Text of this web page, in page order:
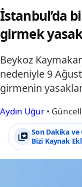
İstanbul’da
girmek
Beykoz
nedeniyle 9
girmenin
Aydın Uğur •
Son Dakika
Bizi Kaynak